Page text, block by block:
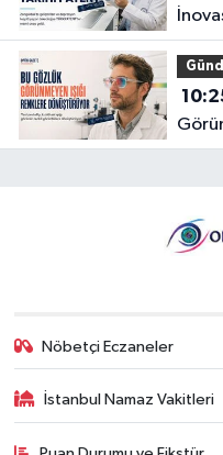
Nöbetçi Eczaneler
İstanbul Namaz Vakitleri